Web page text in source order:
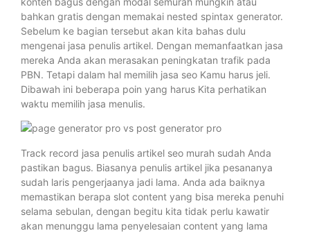
bahkan gratis dengan memakai nested spintax generator.
Sebelum ke bagian tersebut akan kita bahas dulu
mengenai jasa penulis artikel. Dengan memanfaatkan jasa
mereka Anda akan merasakan peningkatan trafik pada
PBN. Tetapi dalam hal memilih jasa seo Kamu harus jeli.
Dibawah ini beberapa poin yang harus Kita perhatikan
waktu memilih jasa menulis.
Track record jasa penulis artikel seo murah sudah Anda
pastikan bagus. Biasanya penulis artikel jika pesananya
sudah laris pengerjaanya jadi lama. Anda ada baiknya
memastikan berapa slot content yang bisa mereka penuhi
selama sebulan, dengan begitu kita tidak perlu kawatir
akan menunggu lama penyelesaian content yang lama